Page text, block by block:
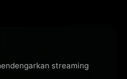
streaming